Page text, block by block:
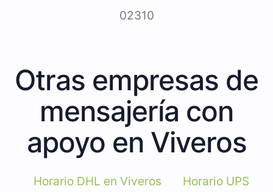
02310
Otras empresas de
mensajería con
apoyo en Viveros
Horario DHL en Viveros
Horario UPS